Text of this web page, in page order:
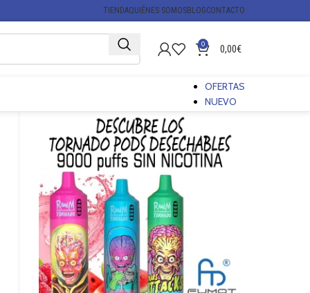
TIENDAQUIÉNES SOMOSBLOGCONTACTO
0 0,00€
OFERTAS
NUEVO